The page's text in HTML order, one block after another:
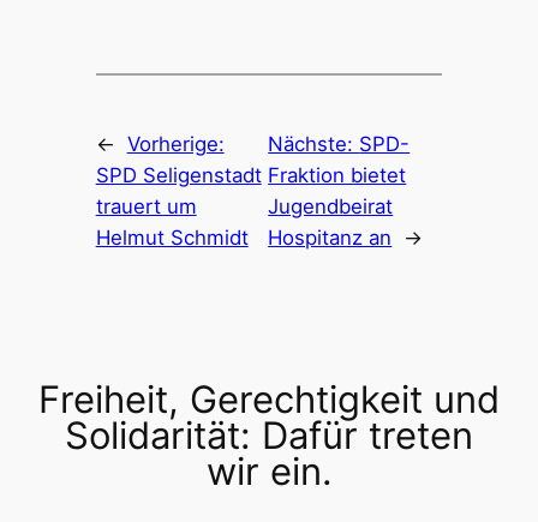
← Vorherige:
SPD Seligenstadt
trauert um
Helmut Schmidt
Nächste: SPD-
Fraktion bietet
Jugendbeirat
Hospitanz an
→
Freiheit, Gerechtigkeit und
Solidarität: Dafür treten
wir ein.